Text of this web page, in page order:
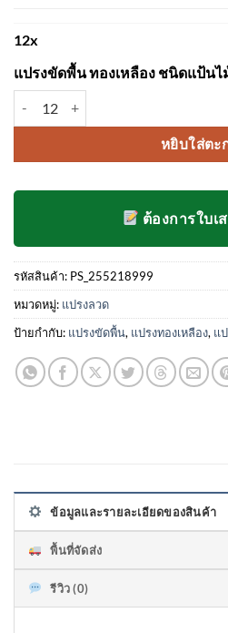
12x
แปรงขัดพื้น ทองเหลือง ชนิดแป้นไ
หยิบใส่ตะ
ต้องการใบเ
รหัสสินค้า: PS_255218999
หมวดหมู่: แปรงลวด
ป้ายกำกับ: แปรงขัดพื้น, แปรงทองเหลือง, แ
ข้อมูลและรายละเอียดของสินค้า
พื้นที่จัดส่ง
รีวิว (0)